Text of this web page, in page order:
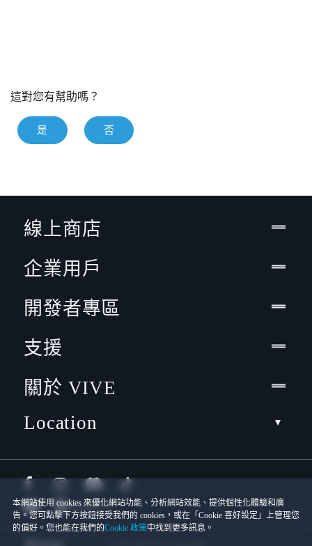
這對您有幫助嗎？
是 否
本網站使用 cookies 來優化網站功能、分析網站效能、提供個性化體驗和廣
告。您可點擊下方按鈕接受我們的 cookies，或在「Cookie 喜好設定」上管理您
的偏好。您也能在我們的Cookie 政策中找到更多訊息。
線上商店
企業用戶
開發者專區
支援
關於 VIVE
Location